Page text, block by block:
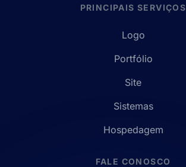
PRINCIPAIS SERVIÇOS
Logo
Portfólio
Site
Sistemas
Hospedagem
FALE CONOSCO